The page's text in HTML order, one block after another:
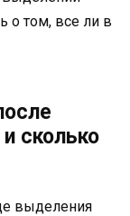
о том, все ли в
сколько
выделения